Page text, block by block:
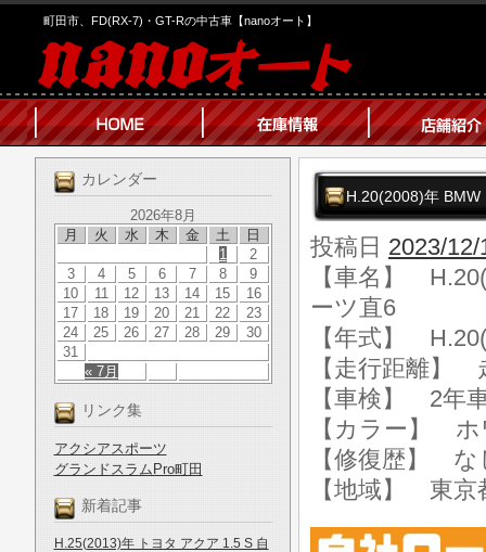
町田市、FD(RX-7)・GT-Rの中古車【nanoオート】
カレンダー
2026年8月
月
火 水 木 金 土 日
« 7月
1
2
3
4 5 6 7 8
9
10
11 12 13 14 15
16
17
18 19 20 21 22
23
24
25 26 27 28 29
30
31
リンク集
アクシアスポーツ
グランドスラムPro町田
新着記事
H.25(2013)年 トヨタ アクア 1.5 S 自
H.20(2008)年
投稿日 2023/12/
【車名】
ーツ直6
【年式】
【走行距離】
【車検】 2年
【カラー】
【修復歴】 な
【地域】 東京